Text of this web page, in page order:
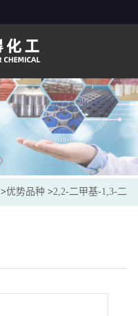
>优势品种 >2,2-二甲基-1,3-二